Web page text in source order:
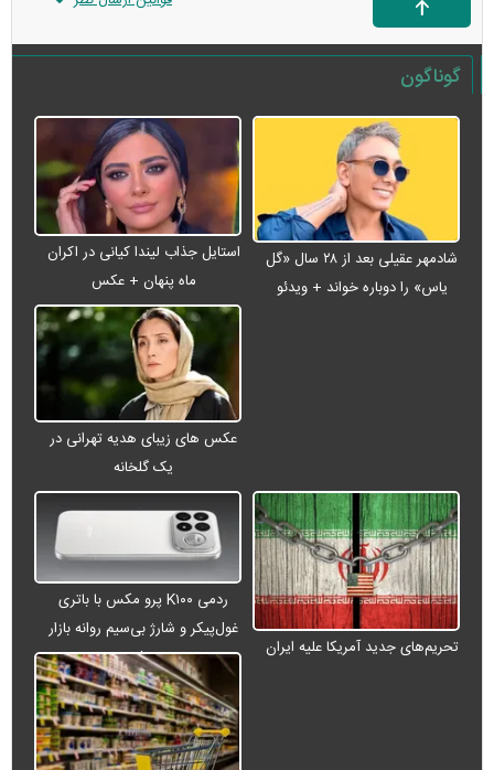
گوناگون
شادمهر عقیلی بعد از ۲۸ سال «گل
یاس» را دوباره خواند + ویدئو
استایل جذاب لیندا کیانی در اکران
ماه پنهان + عکس
عکس های زیبای هدیه تهرانی در
یک گلخانه
تحریم‌های جدید آمریکا علیه ایران
ردمی K۱۰۰ پرو مکس با باتری
غول‌پیکر و شارژ بی‌سیم روانه بازار
می‌شود